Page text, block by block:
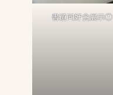
書道同好会展示①